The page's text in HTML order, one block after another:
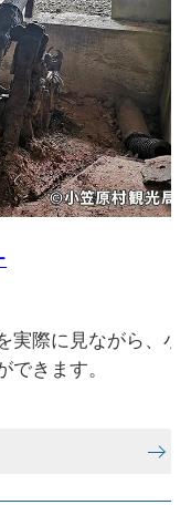
実際に見ながら、小
できます。